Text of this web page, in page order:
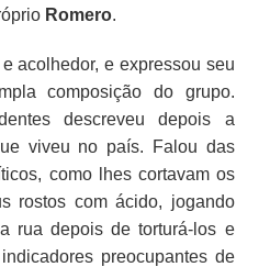
Romero.
acolhedor, e expressou seu
composição do grupo.
descreveu depois a
viveu no país. Falou das
como lhes cortavam os
rostos com ácido, jogando
rua depois de torturá-los e
preocupantes de